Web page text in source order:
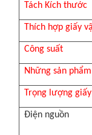
Tách Kích thước
Thích hợp giấy
Công suất
Những sản
Trọng lượng giấy
Điện nguồn